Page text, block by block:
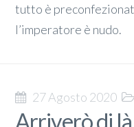
tutto è
l’imperatore è nudo.
27 Agosto 2020
Arriverò di là